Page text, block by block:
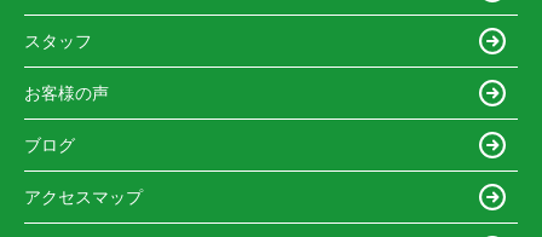
スタッフ
お客様の声
ブログ
アクセスマップ